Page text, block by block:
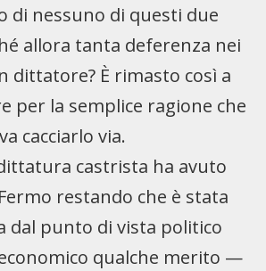
di nessuno di questi due
allora tanta deferenza nei
dittatore? È rimasto così a
per la semplice ragione che
cacciarlo via.
castrista ha avuto
restando che è stata
dal punto di vista politico
qualche merito —